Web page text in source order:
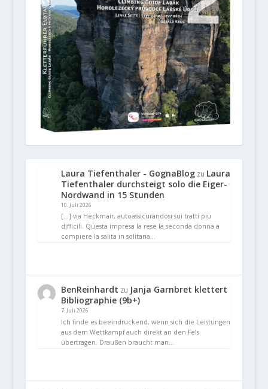
Laura Tiefenthaler - GognaBlogzu Laura
Tiefenthaler durchsteigt solo die Eiger-
Nordwand in 15 Stunden
10. Juli 2026
[…] via Heckmair, autoassicurandosi sui tratti più
difficili. Questa impresa la rese la seconda donna a
compiere la salita in solitaria…
BenReinhardt zu Janja Garnbret klettert
Bibliographie (9b+)
7. Juli 2026
Ich finde es beeindruckend, wenn sich die Leistungen
aus dem Wettkampf auch direkt an den Fels
übertragen. Draußen braucht man…